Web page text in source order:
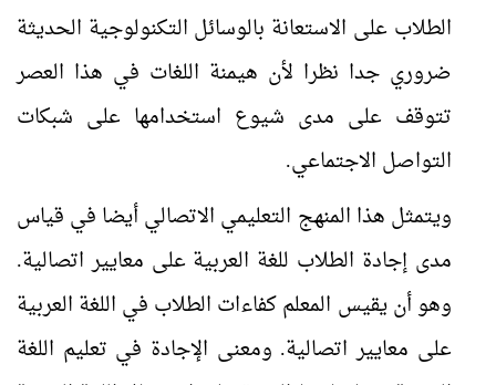
الطلاب على الاستعانة بالوسائل التكنولوجية الحديثة
ضروري جدا نظرا لأن هيمنة اللغات في هذا العصر
تتوقف على مدى شيوع استخدامها على شبكات
التواصل الاجتماعي.
ويتمثل هذا المنهج التعليمي الاتصالي أيضا في قياس
مدى إجادة الطلاب للغة العربية على معايير اتصالية.
وهو أن يقيس المعلم كفاءات الطلاب في اللغة العربية
على معايير اتصالية. ومعنى الإجادة في تعليم اللغة